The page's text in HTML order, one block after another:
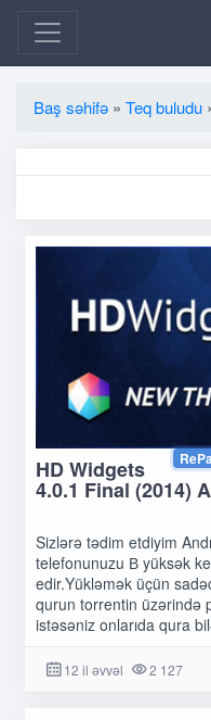
Baş səhifə » Teq buludu
HD Widgets
4.0.1 Final (2014)
Sizlərə tədim etdiyim
telefonunuzu В yüksək
edir.Yükləmək üçün
qurun torrentin üzərində
istəsəniz onlarıda qura
12 il əvvəl 2 127